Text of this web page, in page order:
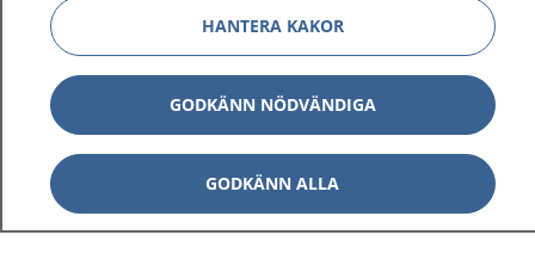
1177 tryggt om din hälsa och vård
På 1177.se får du råd om hälsa och information om
sjukdomar och vilka mottagningar du kan kontakta.
Logga in för att läsa din journal och göra dina
vårdärenden. Ring telefonnummer 1177 för
sjukvårdsrådgivning dygnet runt.
HANTERA KAKOR
GODKÄNN NÖDVÄNDIGA
GODKÄNN ALLA